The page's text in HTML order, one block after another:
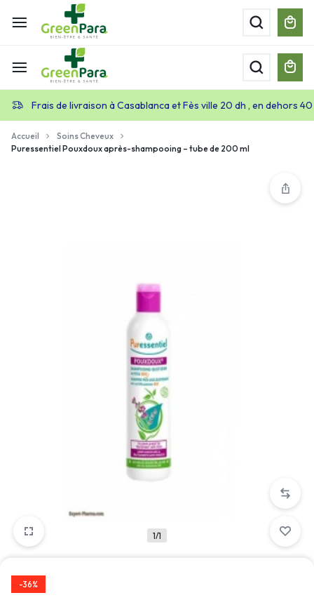
Frais de livraison à Casablanca et Fès ville 20 dh , en dehors
Accueil
Soins Cheveux
Puressentiel Pouxdoux après-shampooing – tube de 200 ml
1/1
-36%